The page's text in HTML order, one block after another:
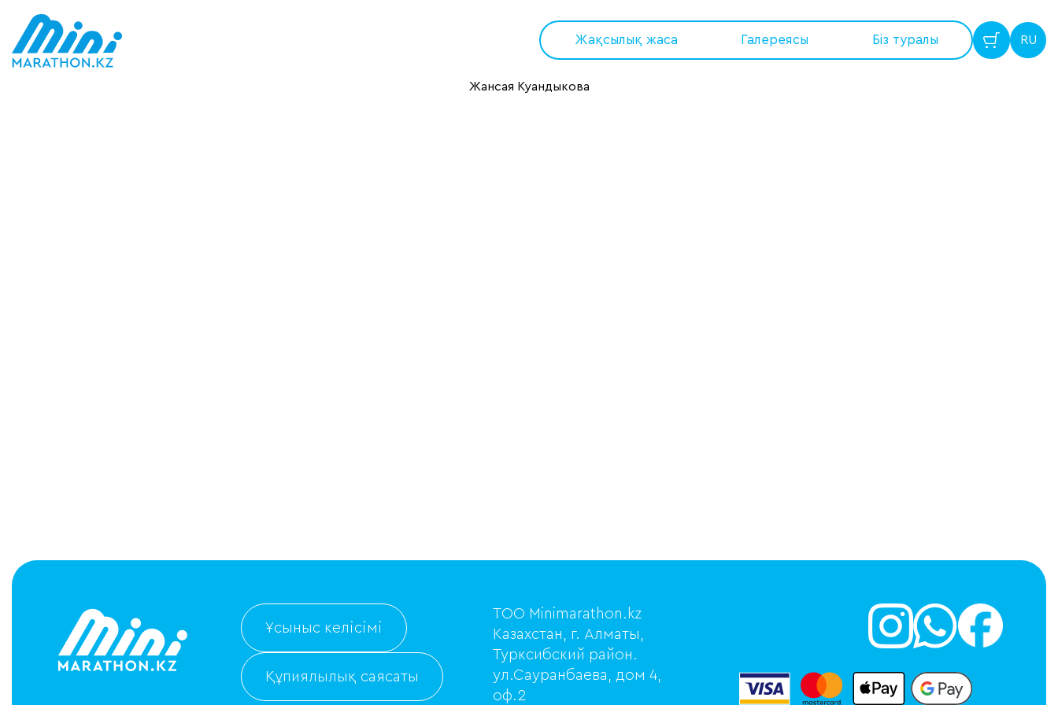
Жақсылық жаса Галереясы Бiз туралы RU
Жансая Куандыкова
Ұсыныс келісімі
Құпиялылық саясаты
ТОО Minimarathon.kz
Казахстан, г. Алматы,
Турксибский район.
ул.Сауранбаева, дом 4,
оф.2